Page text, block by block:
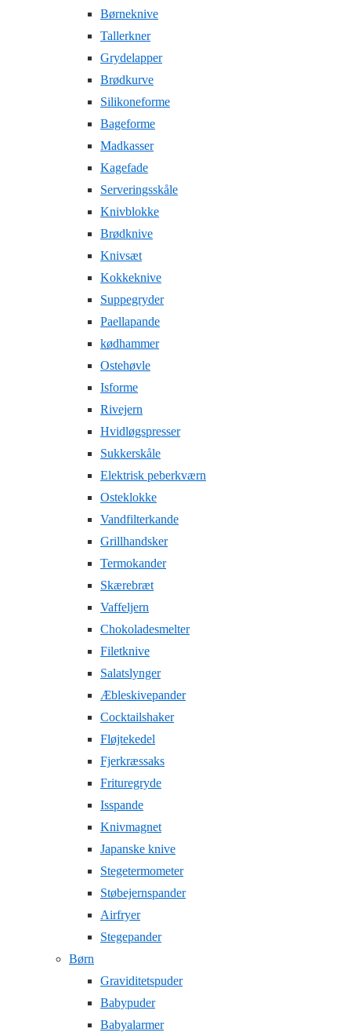
Børneknive
Tallerkner
Grydelapper
Brødkurve
Silikoneforme
Bageforme
Madkasser
Kagefade
Serveringsskåle
Knivblokke
Brødknive
Knivsæt
Kokkeknive
Suppegryder
Paellapande
kødhammer
Ostehøvle
Isforme
Rivejern
Hvidløgspresser
Sukkerskåle
Elektrisk peberkværn
Osteklokke
Vandfilterkande
Grillhandsker
Termokander
Skærebræt
Vaffeljern
Chokoladesmelter
Filetknive
Salatslynger
Æbleskivepander
Cocktailshaker
Fløjtekedel
Fjerkræssaks
Frituregryde
Isspande
Knivmagnet
Japanske knive
Stegetermometer
Støbejernspander
Airfryer
Stegepander
Børn
Graviditetspuder
Babypuder
Babyalarmer